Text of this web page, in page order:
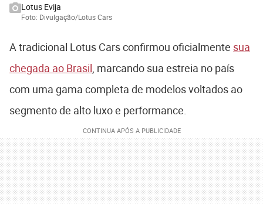
Lotus Evija
Foto: Divulgação/Lotus Cars
A tradicional Lotus Carsconfirmou oficialmente sua
chegada ao Brasil , marcando sua estreia no país
com uma gama completa de modelos voltados ao
segmento de alto luxo e performance.